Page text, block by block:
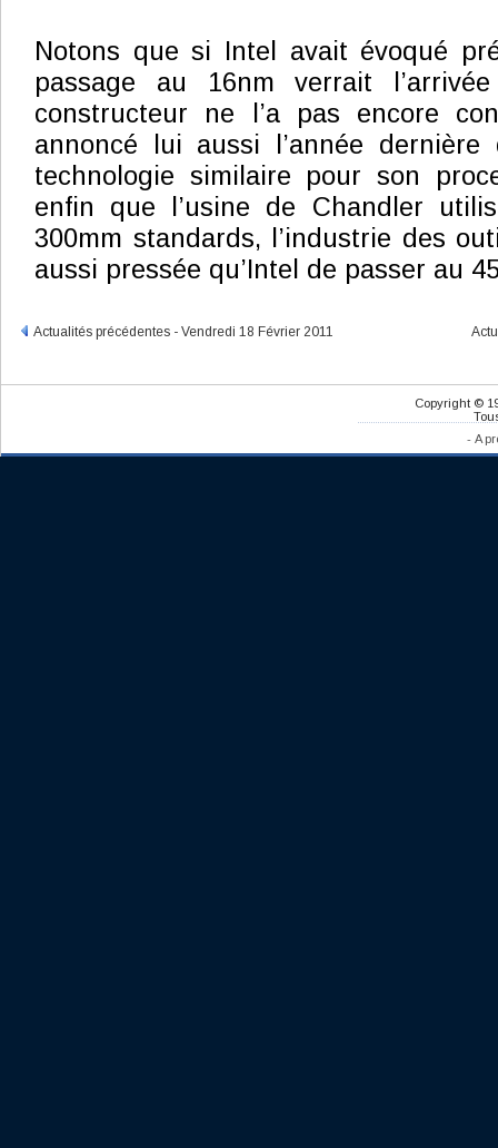
Notons que si Intel avait évoqué
passage au 16nm verrait
constructeur ne l’a pas encore
annoncé lui aussi l’année dernière
technologie similaire pour son
enfin que l’usine de Chandler
300mm standards, l’industrie des
aussi pressée qu’Intel de passer au
Actualités précédentes - Vendredi 18 Février 2011
Copyright ©
- A